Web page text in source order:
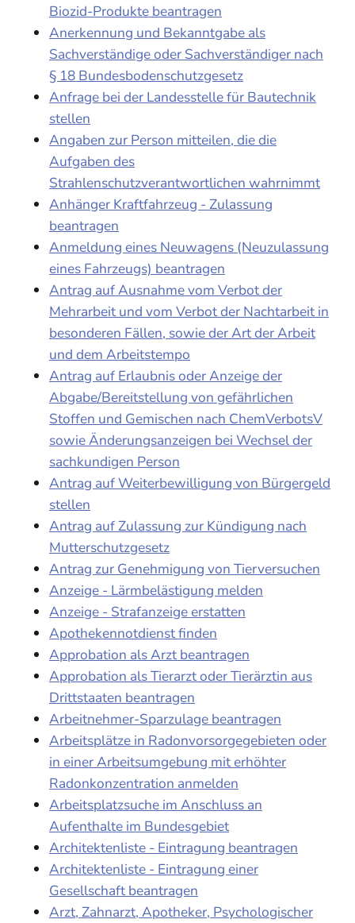
Biozid-Produkte beantragen
Anerkennung und Bekanntgabe als
Sachverständige oder Sachverständiger nach
§ 18 Bundesbodenschutzgesetz
Anfrage bei der Landesstelle für Bautechnik
stellen
Angaben zur Person mitteilen, die die
Aufgaben des
Strahlenschutzverantwortlichen wahrnimmt
Anhänger Kraftfahrzeug - Zulassung
beantragen
Anmeldung eines Neuwagens (Neuzulassung
eines Fahrzeugs) beantragen
Antrag auf Ausnahme vom Verbot der
Mehrarbeit und vom Verbot der Nachtarbeit in
besonderen Fällen, sowie der Art der Arbeit
und dem Arbeitstempo
Antrag auf Erlaubnis oder Anzeige der
Abgabe/Bereitstellung von gefährlichen
Stoffen und Gemischen nach ChemVerbotsV
sowie Änderungsanzeigen bei Wechsel der
sachkundigen Person
Antrag auf Weiterbewilligung von Bürgergeld
stellen
Antrag auf Zulassung zur Kündigung nach
Mutterschutzgesetz
Antrag zur Genehmigung von Tierversuchen
Anzeige - Lärmbelästigung melden
Anzeige - Strafanzeige erstatten
Apothekennotdienst finden
Approbation als Arzt beantragen
Approbation als Tierarzt oder Tierärztin aus
Drittstaaten beantragen
Arbeitnehmer-Sparzulage beantragen
Arbeitsplätze in Radonvorsorgegebieten oder
in einer Arbeitsumgebung mit erhöhter
Radonkonzentration anmelden
Arbeitsplatzsuche im Anschluss an
Aufenthalte im Bundesgebiet
Architektenliste - Eintragung beantragen
Architektenliste - Eintragung einer
Gesellschaft beantragen
Arzt, Zahnarzt, Apotheker, Psychologischer